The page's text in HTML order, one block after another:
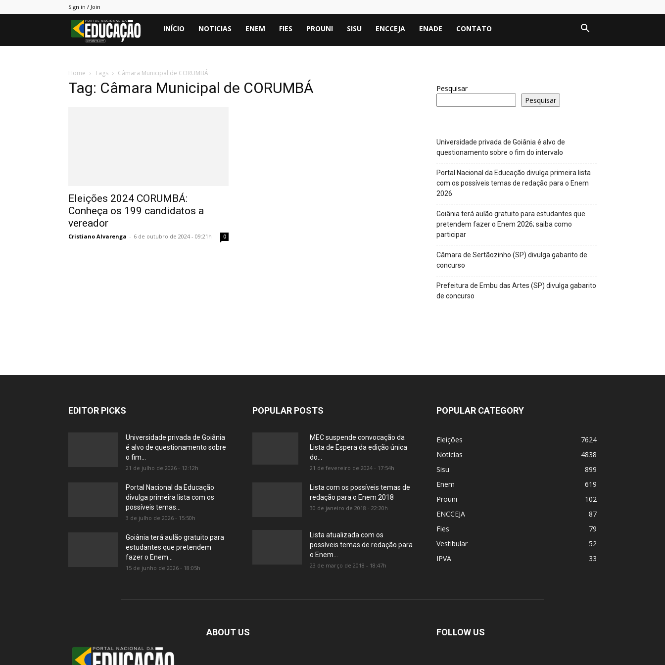
Sign in / Join
Portal
INÍCIO NOTICIAS ENEM FIES PROUNI SISU ENCCEJA ENADE CONTATO
Home Tags Câmara Municipal de CORUMBÁ
Tag: Câmara Municipal de CORUMBÁ
Eleições 2024 CORUMBÁ:
Conheça os 199 candidatos a
vereador
Cristiano Alvarenga - 6 de outubro de 2024 - 09:21h 0
Pesquisar
Pesquisar
Universidade privada de Goiânia é alvo de
questionamento sobre o fim do intervalo
Portal Nacional da Educação divulga primeira lista
com os possíveis temas de redação para o Enem
2026
Goiânia terá aulão gratuito para estudantes que
pretendem fazer o Enem 2026; saiba como
participar
Câmara de Sertãozinho (SP) divulga gabarito de
concurso
Prefeitura de Embu das Artes (SP) divulga gabarito
de concurso
EDITOR PICKS
Universidade privada de Goiânia
é alvo de questionamento sobre
o fim...
21 de julho de 2026 - 12:12h
Portal Nacional da Educação
divulga primeira lista com os
possíveis temas...
3 de julho de 2026 - 15:50h
Goiânia terá aulão gratuito para
estudantes que pretendem
fazer o Enem...
15 de junho de 2026 - 18:05h
POPULAR POSTS
MEC suspende convocação da
Lista de Espera da edição única
do...
21 de fevereiro de 2024 - 17:54h
Lista com os possíveis temas de
redação para o Enem 2018
30 de janeiro de 2018 - 22:20h
Lista atualizada com os
possíveis temas de redação para
o Enem...
23 de março de 2018 - 18:47h
POPULAR CATEGORY
Eleições
7624
Noticias
4838
Sisu
899
Enem
619
Prouni
102
ENCCEJA
87
Fies
79
Vestibular
52
IPVA
33
ABOUT US FOLLOW US